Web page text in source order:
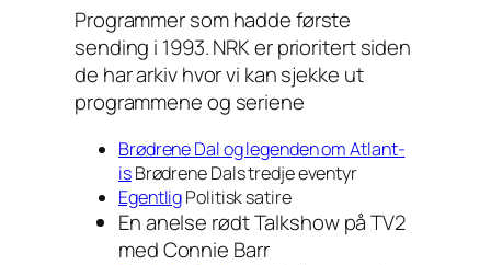
Programmer som hadde første
sending i 1993. NRK er prioritert siden
de har arkiv hvor vi kan sjekke ut
programmene og seriene
Brødrene Dal og legenden om Atlant-
isBrødrene Dals tredje eventyr
EgentligPolitisk satire
En anelse rødt Talkshow på TV2
med Connie Barr